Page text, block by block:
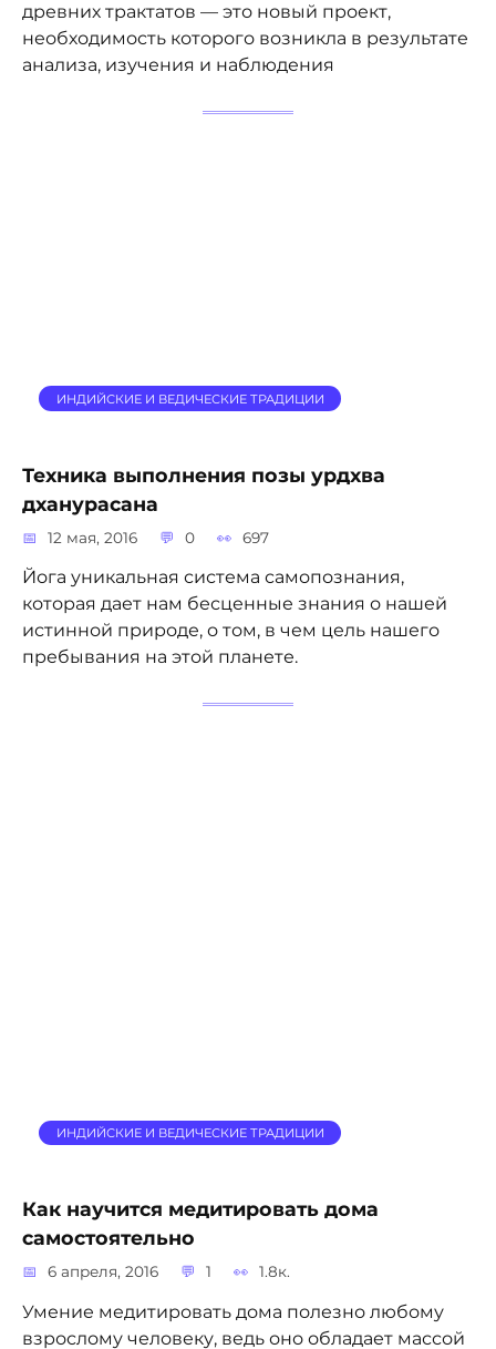
древних трактатов — это новый проект,
необходимость которого возникла в результате
анализа, изучения и наблюдения
ИНДИЙСКИЕ И ВЕДИЧЕСКИЕ ТРАДИЦИИ
Техника выполнения позы урдхва
дханурасана
12 мая, 2016 0 697
Йога уникальная система самопознания,
которая дает нам бесценные знания о нашей
истинной природе, о том, в чем цель нашего
пребывания на этой планете.
ИНДИЙСКИЕ И ВЕДИЧЕСКИЕ ТРАДИЦИИ
Как научится медитировать дома
самостоятельно
6 апреля, 2016 1 1.8к.
Умение медитировать дома полезно любому
взрослому человеку, ведь оно обладает массой